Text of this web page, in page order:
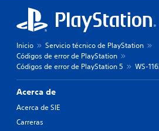
Inicio
Servicio técnico de PlayStation
Códigos de error de PlayStation
Códigos de error de PlayStation 5
WS-
Acerca de
Acerca de SIE
Carreras